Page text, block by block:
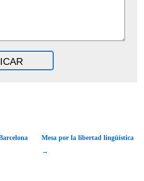
Mesa por la libertad lingüística
→